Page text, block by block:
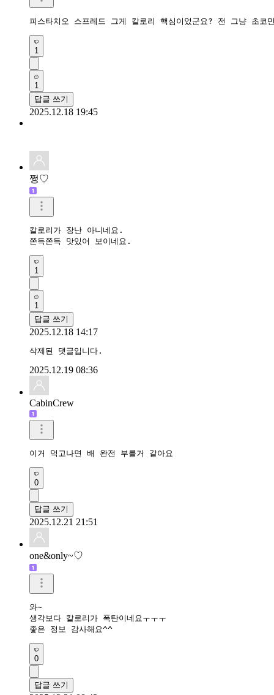
피스타치오 스프레드 그게 칼로리 핵심이었군요? 전 그냥 초코
1
1
답글 쓰기
2025.12.18 19:45
쩡♡
칼로리가 장난 아니네요.
쫀득쫀득 맛있어 보이네요.
1
1
답글 쓰기
2025.12.18 14:17
삭제된 댓글입니다.
2025.12.19 08:36
CabinCrew
이거 먹고나면 배 완전 부를거 같아요
0
답글 쓰기
2025.12.21 21:51
one&only~♡
와~
생각보다 칼로리가 폭탄이네요ㅜㅜㅜ
좋은 정보 감사해요^^
0
답글 쓰기